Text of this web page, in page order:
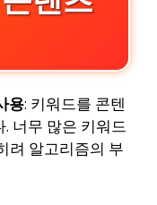
용: 키워드를 콘텐
너무 많은 키워드
려 알고리즘의 부